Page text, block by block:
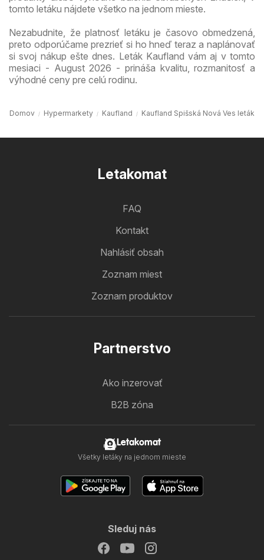
tomto letáku nájdete všetko na jednom mieste.
Nezabudnite, že platnosť letáku je časovo obmedzená,
preto odporúčame prezrieť si ho hneď teraz a naplánovať
si svoj nákup ešte dnes. Leták Kaufland vám aj v tomto
mesiaci - August 2026 - prináša kvalitu, rozmanitosť a
výhodné ceny pre celú rodinu.
Domov Hypermarkety Kaufland Kaufland Spišská Nová Ves leták
Letakomat
FAQ
Kontakt
Nahlásiť obsah
Zoznam miest
Zoznam produktov
Partnerstvo
Ako inzerovať
B2B zóna
Letakomat
Všetky letáky na jednom mieste
Sleduj nás